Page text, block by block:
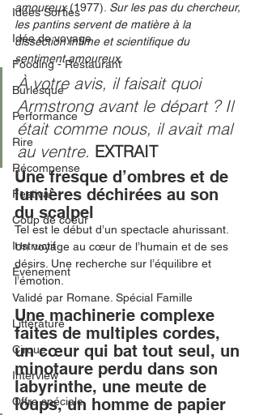
Idées Sorties
Idée de voyage
Fooding - Restaurant
Burlesque
Performance
Rire
Récompense
Festival
Coup de coeur
Instructif
Événement
Validé par Romane. Spécial Famille
Littérature
Cirque
Interview
Offre spéciale
amoureux (1977). Sur les pas du chercheur,
les pantins servent de matière à la
dissection intime et scientifique du
sentiment amoureux.
À votre avis, il faisait quoi
Armstrong avant le départ ? Il
était comme nous, il avait mal
au ventre. EXTRAIT
Une fresque d’ombres et de
lumières déchirées au son
du scalpel
Tel est le début d’un spectacle ahurissant.
Un voyage au cœur de l’humain et de ses
désirs. Une recherche sur l’équilibre et
l’émotion.
Une machinerie complexe
faites de multiples cordes,
un cœur qui bat tout seul, un
minotaure perdu dans son
labyrinthe, une meute de
loups, un homme de papier